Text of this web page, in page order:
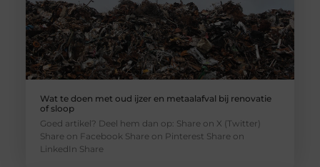
Wat te doen met oud ijzer en metaalafval bij renovatie
of sloop
Goed artikel? Deel hem dan op: Share on X (Twitter)
Share on Facebook Share on Pinterest Share on
LinkedIn Share